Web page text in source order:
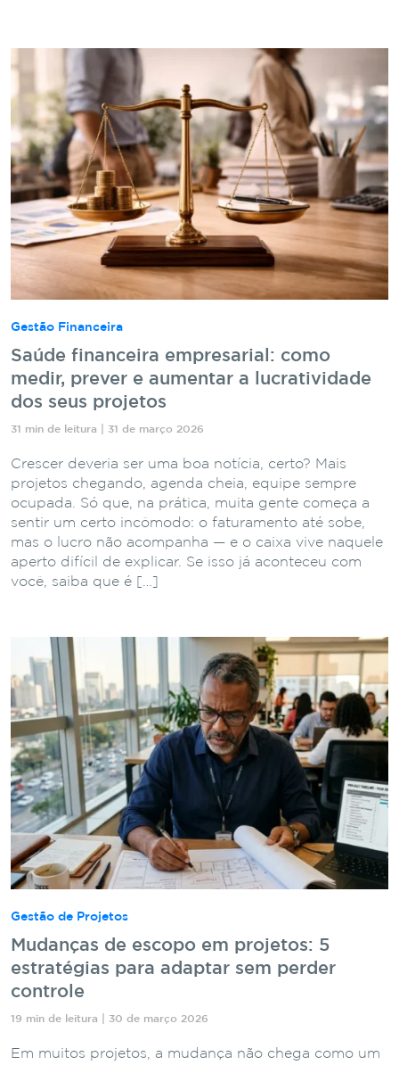
Gestão Financeira
Saúde financeira empresarial: como
medir, prever e aumentar a lucratividade
dos seus projetos
31 min de leitura | 31 de março 2026
Crescer deveria ser uma boa notícia, certo? Mais
projetos chegando, agenda cheia, equipe sempre
ocupada. Só que, na prática, muita gente começa a
sentir um certo incômodo: o faturamento até sobe,
mas o lucro não acompanha — e o caixa vive naquele
aperto difícil de explicar. Se isso já aconteceu com
você, saiba que é […]
Gestão de Projetos
Mudanças de escopo em projetos: 5
estratégias para adaptar sem perder
controle
19 min de leitura | 30 de março 2026
Em muitos projetos, a mudança não chega como um